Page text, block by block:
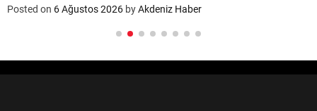
Posted on 6 Ağustos 2026 byAkdeniz Haber